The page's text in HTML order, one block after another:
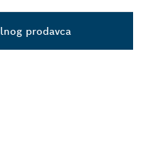
prodavca